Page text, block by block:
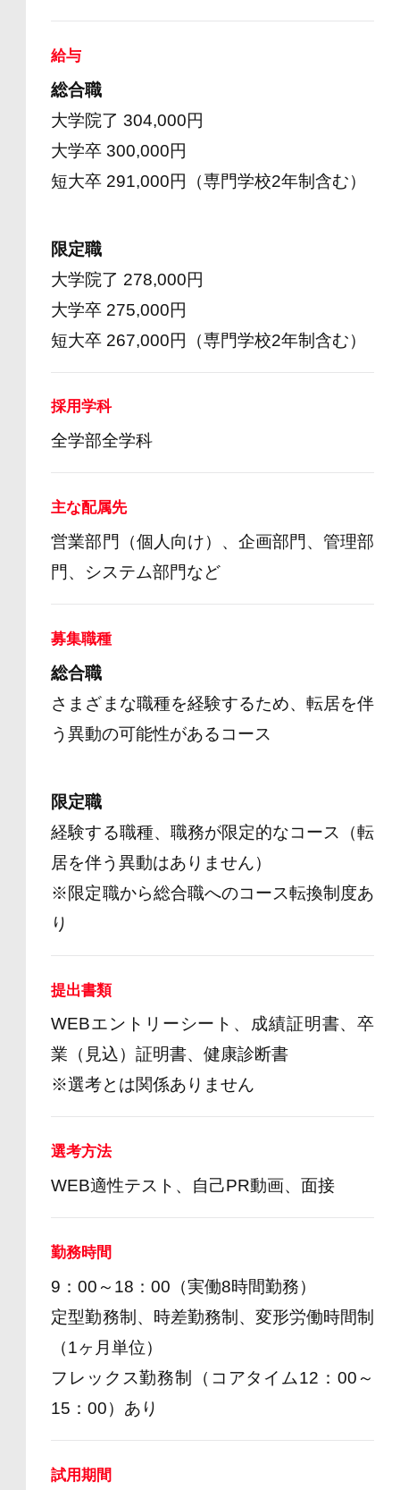
給与
総合職
大学院了 304,000円
大学卒 300,000円
短大卒 291,000円（専門学校2年制含む）
限定職
大学院了 278,000円
大学卒 275,000円
短大卒 267,000円（専門学校2年制含む）
採用学科
全学部全学科
主な配属先
営業部門（個人向け）、企画部門、管理部
門、システム部門など
募集職種
総合職
さまざまな職種を経験するため、転居を伴
う異動の可能性があるコース
限定職
経験する職種、職務が限定的なコース（転
居を伴う異動はありません）
※限定職から総合職へのコース転換制度あ
り
提出書類
WEBエントリーシート、成績証明書、卒
業（見込）証明書、健康診断書
※選考とは関係ありません
選考方法
WEB適性テスト、自己PR動画、面接
勤務時間
9：00～18：00（実働8時間勤務）
定型勤務制、時差勤務制、変形労働時間制
（1ヶ月単位）
フレックス勤務制（コアタイム12：00～
15：00）あり
試用期間